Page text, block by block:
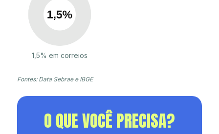
1,5% em correios
Fontes: Data Sebrae e IBGE
O QUE VOCÊ PRECISA?